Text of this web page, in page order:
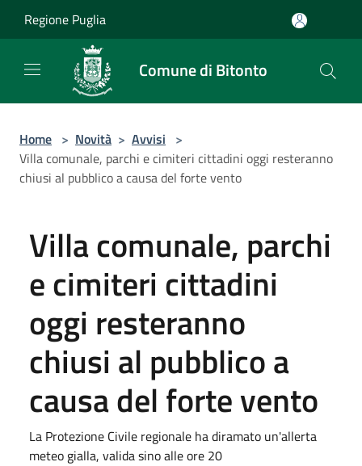
Regione Puglia
Comune di Bitonto
Home > Novità > Avvisi >
Villa comunale, parchi e cimiteri cittadini oggi resteranno
chiusi al pubblico a causa del forte vento
Villa comunale, parchi
e cimiteri cittadini
oggi resteranno
chiusi al pubblico a
causa del forte vento
La Protezione Civile regionale ha diramato un'allerta
meteo gialla, valida sino alle ore 20